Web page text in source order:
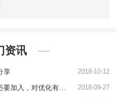
资讯
享 2018-10-12
2018-09-27